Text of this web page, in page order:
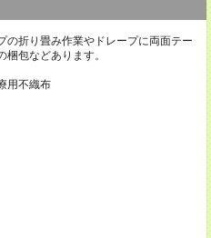
の折り畳み作業やドレープに両面テー
包などあります。
用不織布